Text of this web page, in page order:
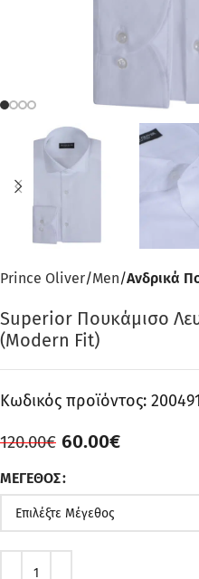
Prince Oliver Men Ανδρικά
Superior Πουκάμισο
(Modern Fit)
Κωδικός προϊόντος:
120.00€ 60.00€
ΜΈΓΕΘΟΣ